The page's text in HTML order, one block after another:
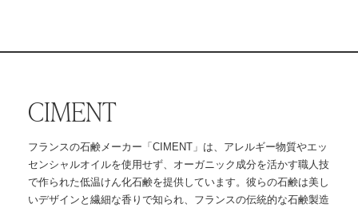
CIMENT
フランスの石鹸メーカー「CIMENT」は、アレルギー物質やエッ
センシャルオイルを使用せず、オーガニック成分を活かす職人技
で作られた低温けん化石鹸を提供しています。彼らの石鹸は美し
いデザインと繊細な香りで知られ、フランスの伝統的な石鹸製造